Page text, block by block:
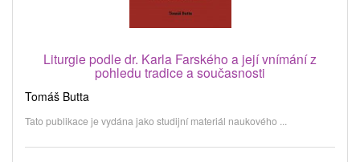
Liturgie podle dr. Karla Farského a její vnímání z
pohledu tradice a současnosti
Tomáš Butta
Tato publikace je vydána jako studijní materiál naukového ...